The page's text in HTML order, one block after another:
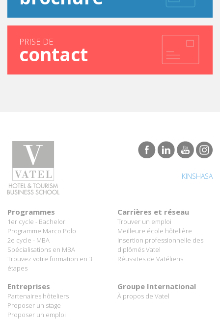
contact
1er cycle - Bachelor
Programme Marco Polo
2e cycle - MBA
Spécialisations en MBA
Trouvez votre formation en 3
étapes
Trouver un emploi
Meilleure école hôtelière
Insertion professionnelle des
diplômés Vatel
Réussites de Vatéliens
Partenaires hôteliers
Proposer un stage
Proposer un emploi
À propos de Vatel